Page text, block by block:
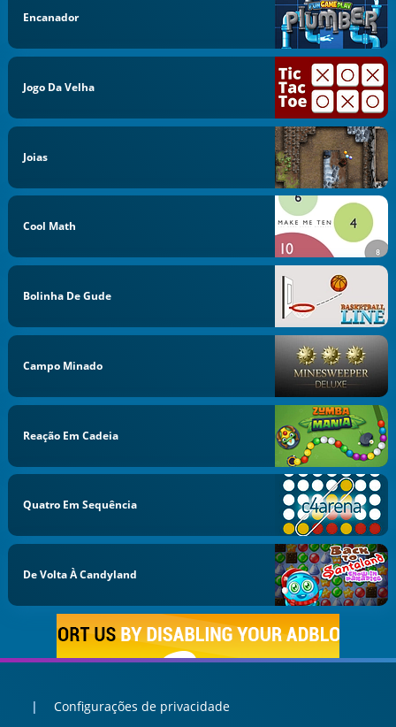
Encanador
Jogo Da Velha
Joias
Cool Math
Bolinha De Gude
Campo Minado
Reação Em Cadeia
Quatro Em Sequência
De Volta À Candyland
Configurações de privacidade